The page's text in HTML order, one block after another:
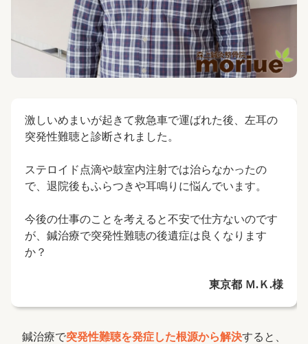
激しいめまいが起きて救急車で運ばれた後、左耳の
突発性難聴と診断されました。
ステロイド点滴や鼓室内注射では治らなかったの
で、退院後もふらつきや耳鳴りに悩んでいます。
今後の仕事のことを考えると不安で仕方ないのです
が、鍼治療で突発性難聴の後遺症は良くなります
か？
東京都 Ｍ.Ｋ.様
鍼治療で突発性難聴を発症した根源から解決すると、